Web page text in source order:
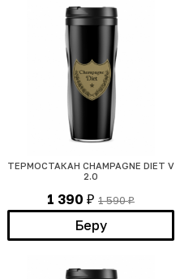
ТЕРМОСТАКАН CHAMPAGNE DIET V
2.0
1 390 ₽ 1 590₽
Беру